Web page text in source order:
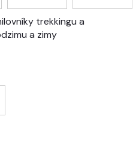
trekkingu a
a zimy